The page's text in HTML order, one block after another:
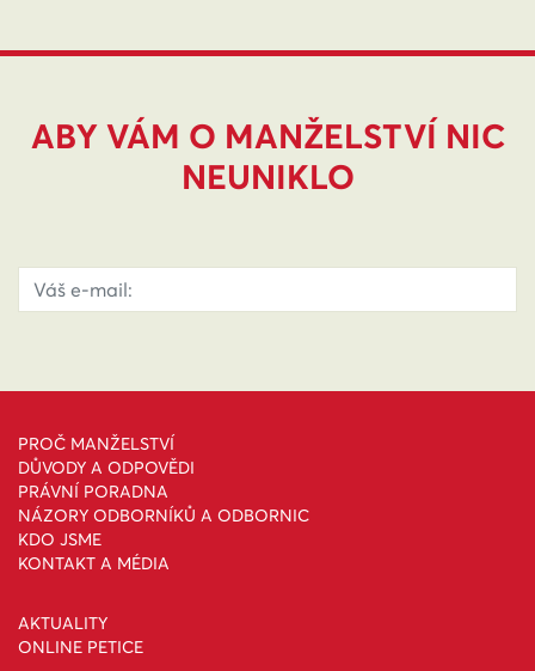
ABY VÁM O MANŽELSTVÍ NIC
NEUNIKLO
PROČ MANŽELSTVÍ
DŮVODY A ODPOVĚDI
PRÁVNÍ PORADNA
NÁZORY ODBORNÍKŮ A ODBORNIC
KDO JSME
KONTAKT A MÉDIA
AKTUALITY
ONLINE PETICE